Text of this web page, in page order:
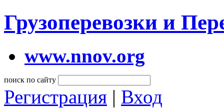
Грузоперевозки и
www.nnov.org
поиск по сайту
Регистрация | Вход